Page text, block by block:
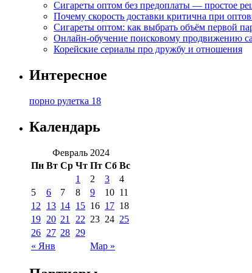
Сигареты оптом без предоплаты — простое
Почему скорость доставки критична при
Сигареты оптом: как выбрать объём первой
Онлайн-обучение поисковому продвижению
Корейские сериалы про дружбу и отношения
Интересное
порно рулетка 18
Календарь
Февраль 2024
Пн Вт Ср Чт Пт Сб Вс
« Янв Мар »
1 2 3
4
5
6 7 8 9 10 11
12
13 14 15 16 17 18
19 20 21 22 23 24 25
26 27 28 29